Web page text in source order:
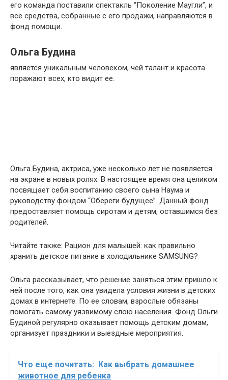
его команда поставили спектакль “Поколение Маугли”, и
все средства, собранные с его продажи, направляются в
фонд помощи.
Ольга Будина
является уникальным человеком, чей талант и красота
поражают всех, кто видит ее.
Ольга Будина, актриса, уже несколько лет не появляется
на экране в новых ролях. В настоящее время она целиком
посвящает себя воспитанию своего сына Наума и
руководству фондом “Обереги будущее”. Данный фонд
предоставляет помощь сиротам и детям, оставшимся без
родителей.
Читайте также: Рацион для малышей: как правильно
хранить детское питание в холодильнике SAMSUNG?
Ольга рассказывает, что решение заняться этим пришло к
ней после того, как она увидела условия жизни в детских
домах в интернете. По ее словам, взрослые обязаны
помогать самому уязвимому слою населения. Фонд Ольги
Будиной регулярно оказывает помощь детским домам,
организует праздники и выездные мероприятия.
Что еще почитать: Как выбрать домашнее
животное для ребенка